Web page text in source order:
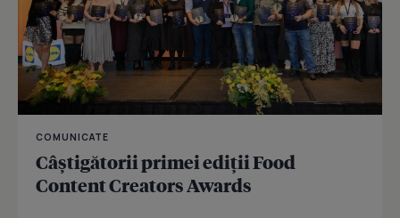
COMUNICATE
Câștigătorii primei ediții Food
Content Creators Awards